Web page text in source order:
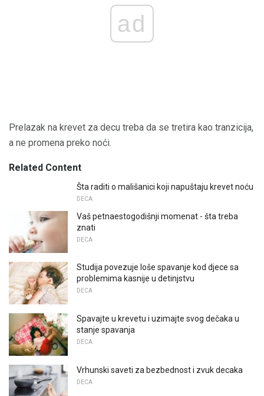
ad
Prelazak na krevet za decu treba da se tretira kao tranzicija,
a ne promena preko noći.
Related Content
Šta raditi o mališanici koji napuštaju krevet noću
DECA
Vaš petnaestogodišnji momenat - šta treba
znati
DECA
Studija povezuje loše spavanje kod djece sa
problemima kasnije u detinjstvu
DECA
Spavajte u krevetu i uzimajte svog dečaka u
stanje spavanja
DECA
Vrhunski saveti za bezbednost i zvuk decaka
DECA